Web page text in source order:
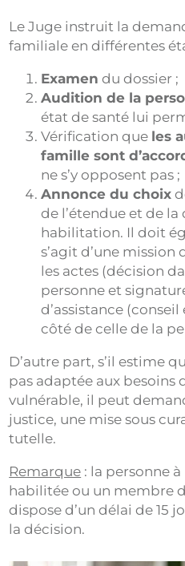
Le Juge instruit la
familiale en différentes
Examen du dossier ;
Audition de la
état de santé lui
Vérification que les
famille sont
ne s’y opposent pas ;
Annonce du choix
de l’étendue et de la
habilitation. Il doit
s’agit d’une
les actes (décision
personne et
d’assistance
côté de celle de la
D’autre part, s’il estime
pas adaptée aux besoins
vulnérable, il peut
justice, une mise sous
tutelle.
Remarque : la personne
habilitée ou un membre
dispose d’un délai de 15
la décision.